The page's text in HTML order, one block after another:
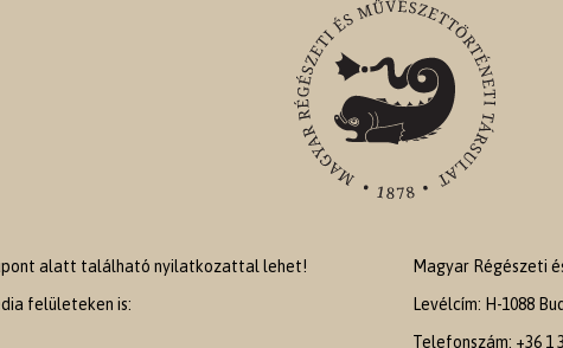
alatt található nyilatkozattal lehet!
felületeken is:
Magyar Régészeti
Levélcím: H-1088
Telefonszám: +36 1